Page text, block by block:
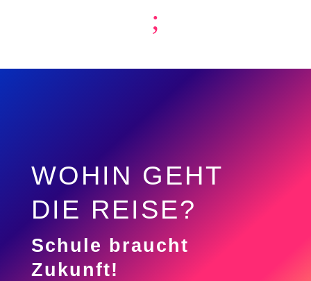
;
WOHIN GEHT
DIE REISE?
Schule braucht
Zukunft!